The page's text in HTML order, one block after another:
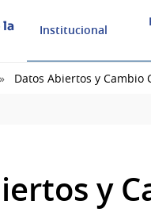
la
Institucional
Datos Abiertos y Cambio
y